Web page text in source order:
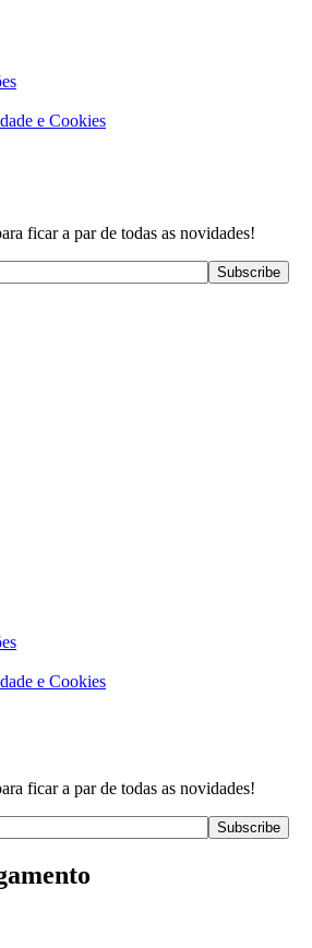
e Cookies
ficar a par de todas as novidades!
e Cookies
ficar a par de todas as novidades!